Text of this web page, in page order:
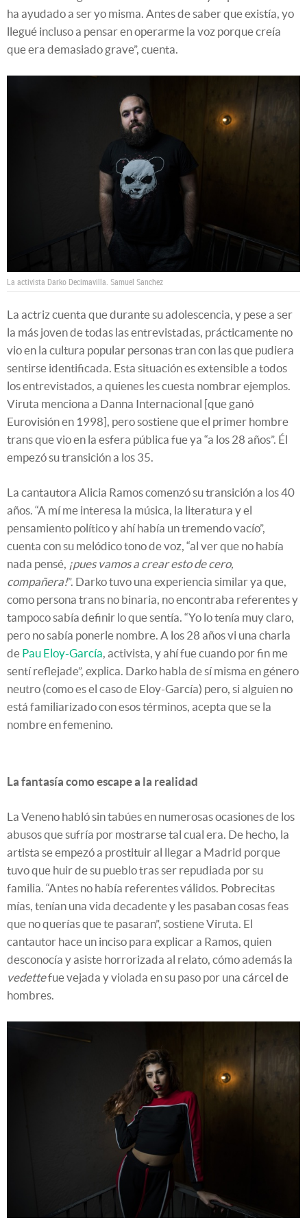
ha ayudado a ser yo misma. Antes de saber que existía, yo
llegué incluso a pensar en operarme la voz porque creía
que era demasiado grave”, cuenta.
La activista Darko Decimavilla. Samuel Sanchez
La actriz cuenta que durante su adolescencia, y pese a ser
la más joven de todas las entrevistadas, prácticamente no
vio en la cultura popular personas tran con las que pudiera
sentirse identificada. Esta situación es extensible a todos
los entrevistados, a quienes les cuesta nombrar ejemplos.
Viruta menciona a Danna Internacional [que ganó
Eurovisión en 1998], pero sostiene que el primer hombre
trans que vio en la esfera pública fue ya “a los 28 años”. Él
empezó su transición a los 35.
La cantautora Alicia Ramos comenzó su transición a los 40
años. “A mí me interesa la música, la literatura y el
pensamiento político y ahí había un tremendo vacío”,
cuenta con su melódico tono de voz, “al ver que no había
nada pensé, ¡pues vamos a crear esto de cero,
compañera!”. Darko tuvo una experiencia similar ya que,
como persona trans no binaria, no encontraba referentes y
tampoco sabía definir lo que sentía. “Yo lo tenía muy claro,
pero no sabía ponerle nombre. A los 28 años vi una charla
de Pau Eloy-García, activista, y ahí fue cuando por fin me
sentí reflejade”, explica. Darko habla de sí misma en género
neutro (como es el caso de Eloy-García) pero, si alguien no
está familiarizado con esos términos, acepta que se la
nombre en femenino.
La fantasía como escape a la realidad
La Veneno habló sin tabúes en numerosas ocasiones de los
abusos que sufría por mostrarse tal cual era. De hecho, la
artista se empezó a prostituir al llegar a Madrid porque
tuvo que huir de su pueblo tras ser repudiada por su
familia. “Antes no había referentes válidos. Pobrecitas
mías, tenían una vida decadente y les pasaban cosas feas
que no querías que te pasaran”, sostiene Viruta. El
cantautor hace un inciso para explicar a Ramos, quien
desconocía y asiste horrorizada al relato, cómo además la
vedettefue vejada y violada en su paso por una cárcel de
hombres.